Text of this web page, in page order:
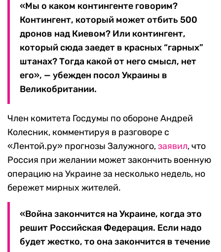
«Мы о каком контингенте говорим?
Контингент, который может отбить 500
дронов над Киевом? Или контингент,
который сюда заедет в красных “гарных”
штанах? Тогда какой от него смысл, нет
его», — убежден посол Украины в
Великобритании.
Член комитета Госдумы по обороне Андрей
Колесник, комментируя в разговоре с
«Лентой.ру» прогнозы Залужного,заявил, что
Россия при желании может закончить военную
операцию на Украине за несколько недель, но
бережет мирных жителей.
«Война закончится на Украине, когда это
решит Российская Федерация. Если надо
будет жестко, то она закончится в течение